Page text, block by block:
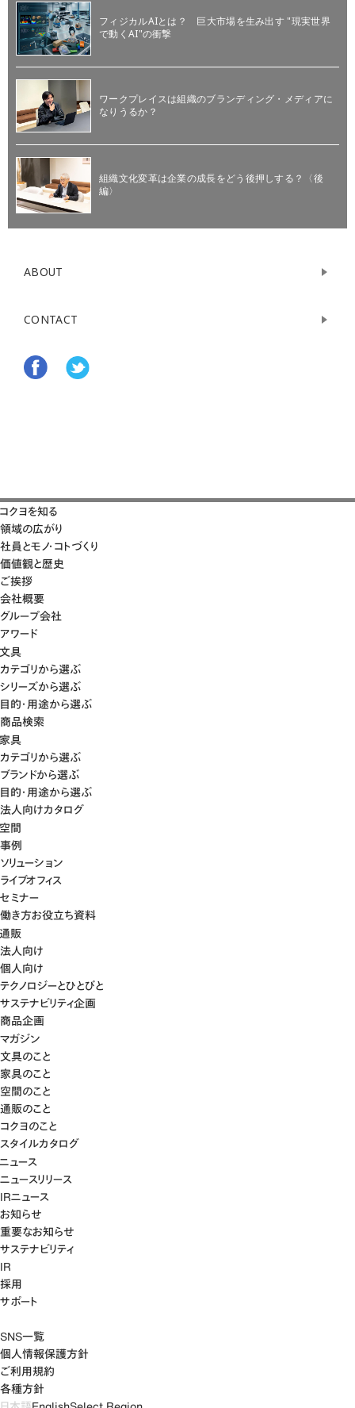
フィジカルAIとは？ 巨大市場を生み出す "現実世界
で動くAI"の衝撃
ワークプレイスは組織のブランディング・メディアに
なりうるか？
組織文化変革は企業の成長をどう後押しする？〈後
編〉
ABOUT
CONTACT
コクヨを知る
領域の広がり
社員とモノ・コトづくり
価値観と歴史
ご挨拶
会社概要
グループ会社
アワード
文具
カテゴリから選ぶ
シリーズから選ぶ
目的・用途から選ぶ
商品検索
家具
カテゴリから選ぶ
ブランドから選ぶ
目的・用途から選ぶ
法人向けカタログ
空間
事例
ソリューション
ライブオフィス
セミナー
働き方お役立ち資料
通販
法人向け
個人向け
テクノロジーとひとびと
サステナビリティ企画
商品企画
マガジン
文具のこと
家具のこと
空間のこと
通販のこと
コクヨのこと
スタイルカタログ
ニュース
ニュースリリース
IRニュース
お知らせ
重要なお知らせ
サステナビリティ
IR
採用
サポート
SNS一覧
個人情報保護方針
ご利用規約
各種方針